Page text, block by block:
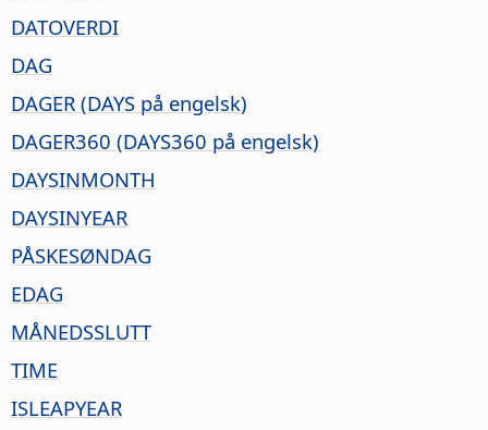
DATOVERDI
DAG
DAGER (DAYS på engelsk)
DAGER360 (DAYS360 på engelsk)
DAYSINMONTH
DAYSINYEAR
PÅSKESØNDAG
EDAG
MÅNEDSSLUTT
TIME
ISLEAPYEAR